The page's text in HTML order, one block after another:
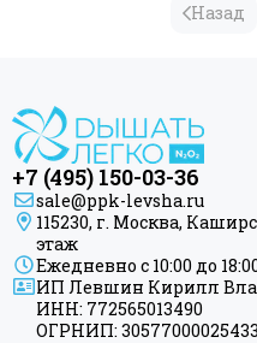
Назад
+7 (495) 150-03-36
sale@ppk-levsha.ru
115230, г. Москва,
этаж
Ежедневно с 10:00 до
ИП Левшин Кирилл
ИНН: 772565013490
ОГРНИП: